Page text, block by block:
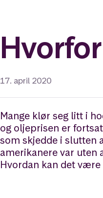
17. april 2020
Mange klør seg litt i
og oljeprisen er
som skjedde i slutten
amerikanere var uten
Hvordan kan det